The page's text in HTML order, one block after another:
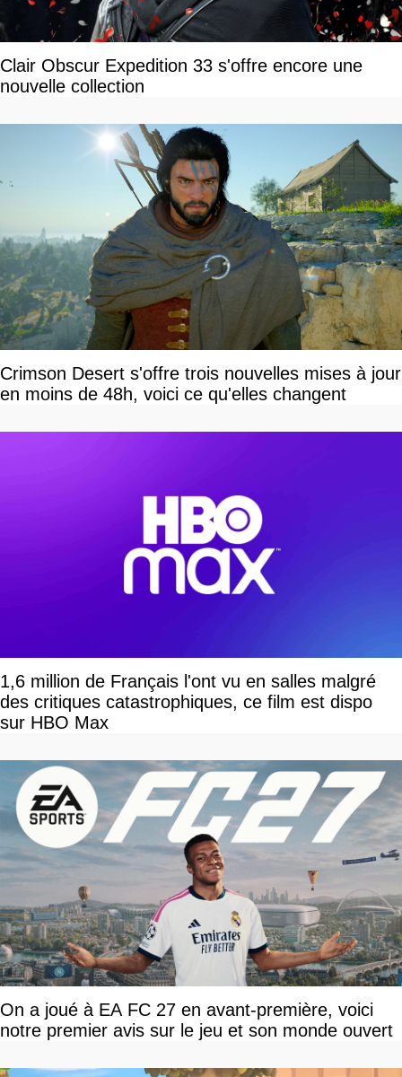
Clair Obscur Expedition 33 s'offre encore une
nouvelle collection
Crimson Desert s'offre trois nouvelles mises à jour
en moins de 48h, voici ce qu'elles changent
1,6 million de Français l'ont vu en salles malgré
des critiques catastrophiques, ce film est dispo
sur HBO Max
On a joué à EA FC 27 en avant-première, voici
notre premier avis sur le jeu et son monde ouvert